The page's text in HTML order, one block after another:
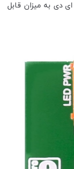
دی به میزان قابل